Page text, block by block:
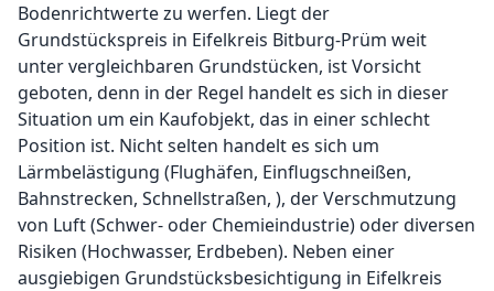
Bodenrichtwerte zu werfen. Liegt der
Grundstückspreis in Eifelkreis Bitburg-Prüm weit
unter vergleichbaren Grundstücken, ist Vorsicht
geboten, denn in der Regel handelt es sich in dieser
Situation um ein Kaufobjekt, das in einer schlecht
Position ist. Nicht selten handelt es sich um
Lärmbelästigung (Flughäfen, Einflugschneißen,
Bahnstrecken, Schnellstraßen, ), der Verschmutzung
von Luft (Schwer- oder Chemieindustrie) oder diversen
Risiken (Hochwasser, Erdbeben). Neben einer
ausgiebigen Grundstücksbesichtigung in Eifelkreis